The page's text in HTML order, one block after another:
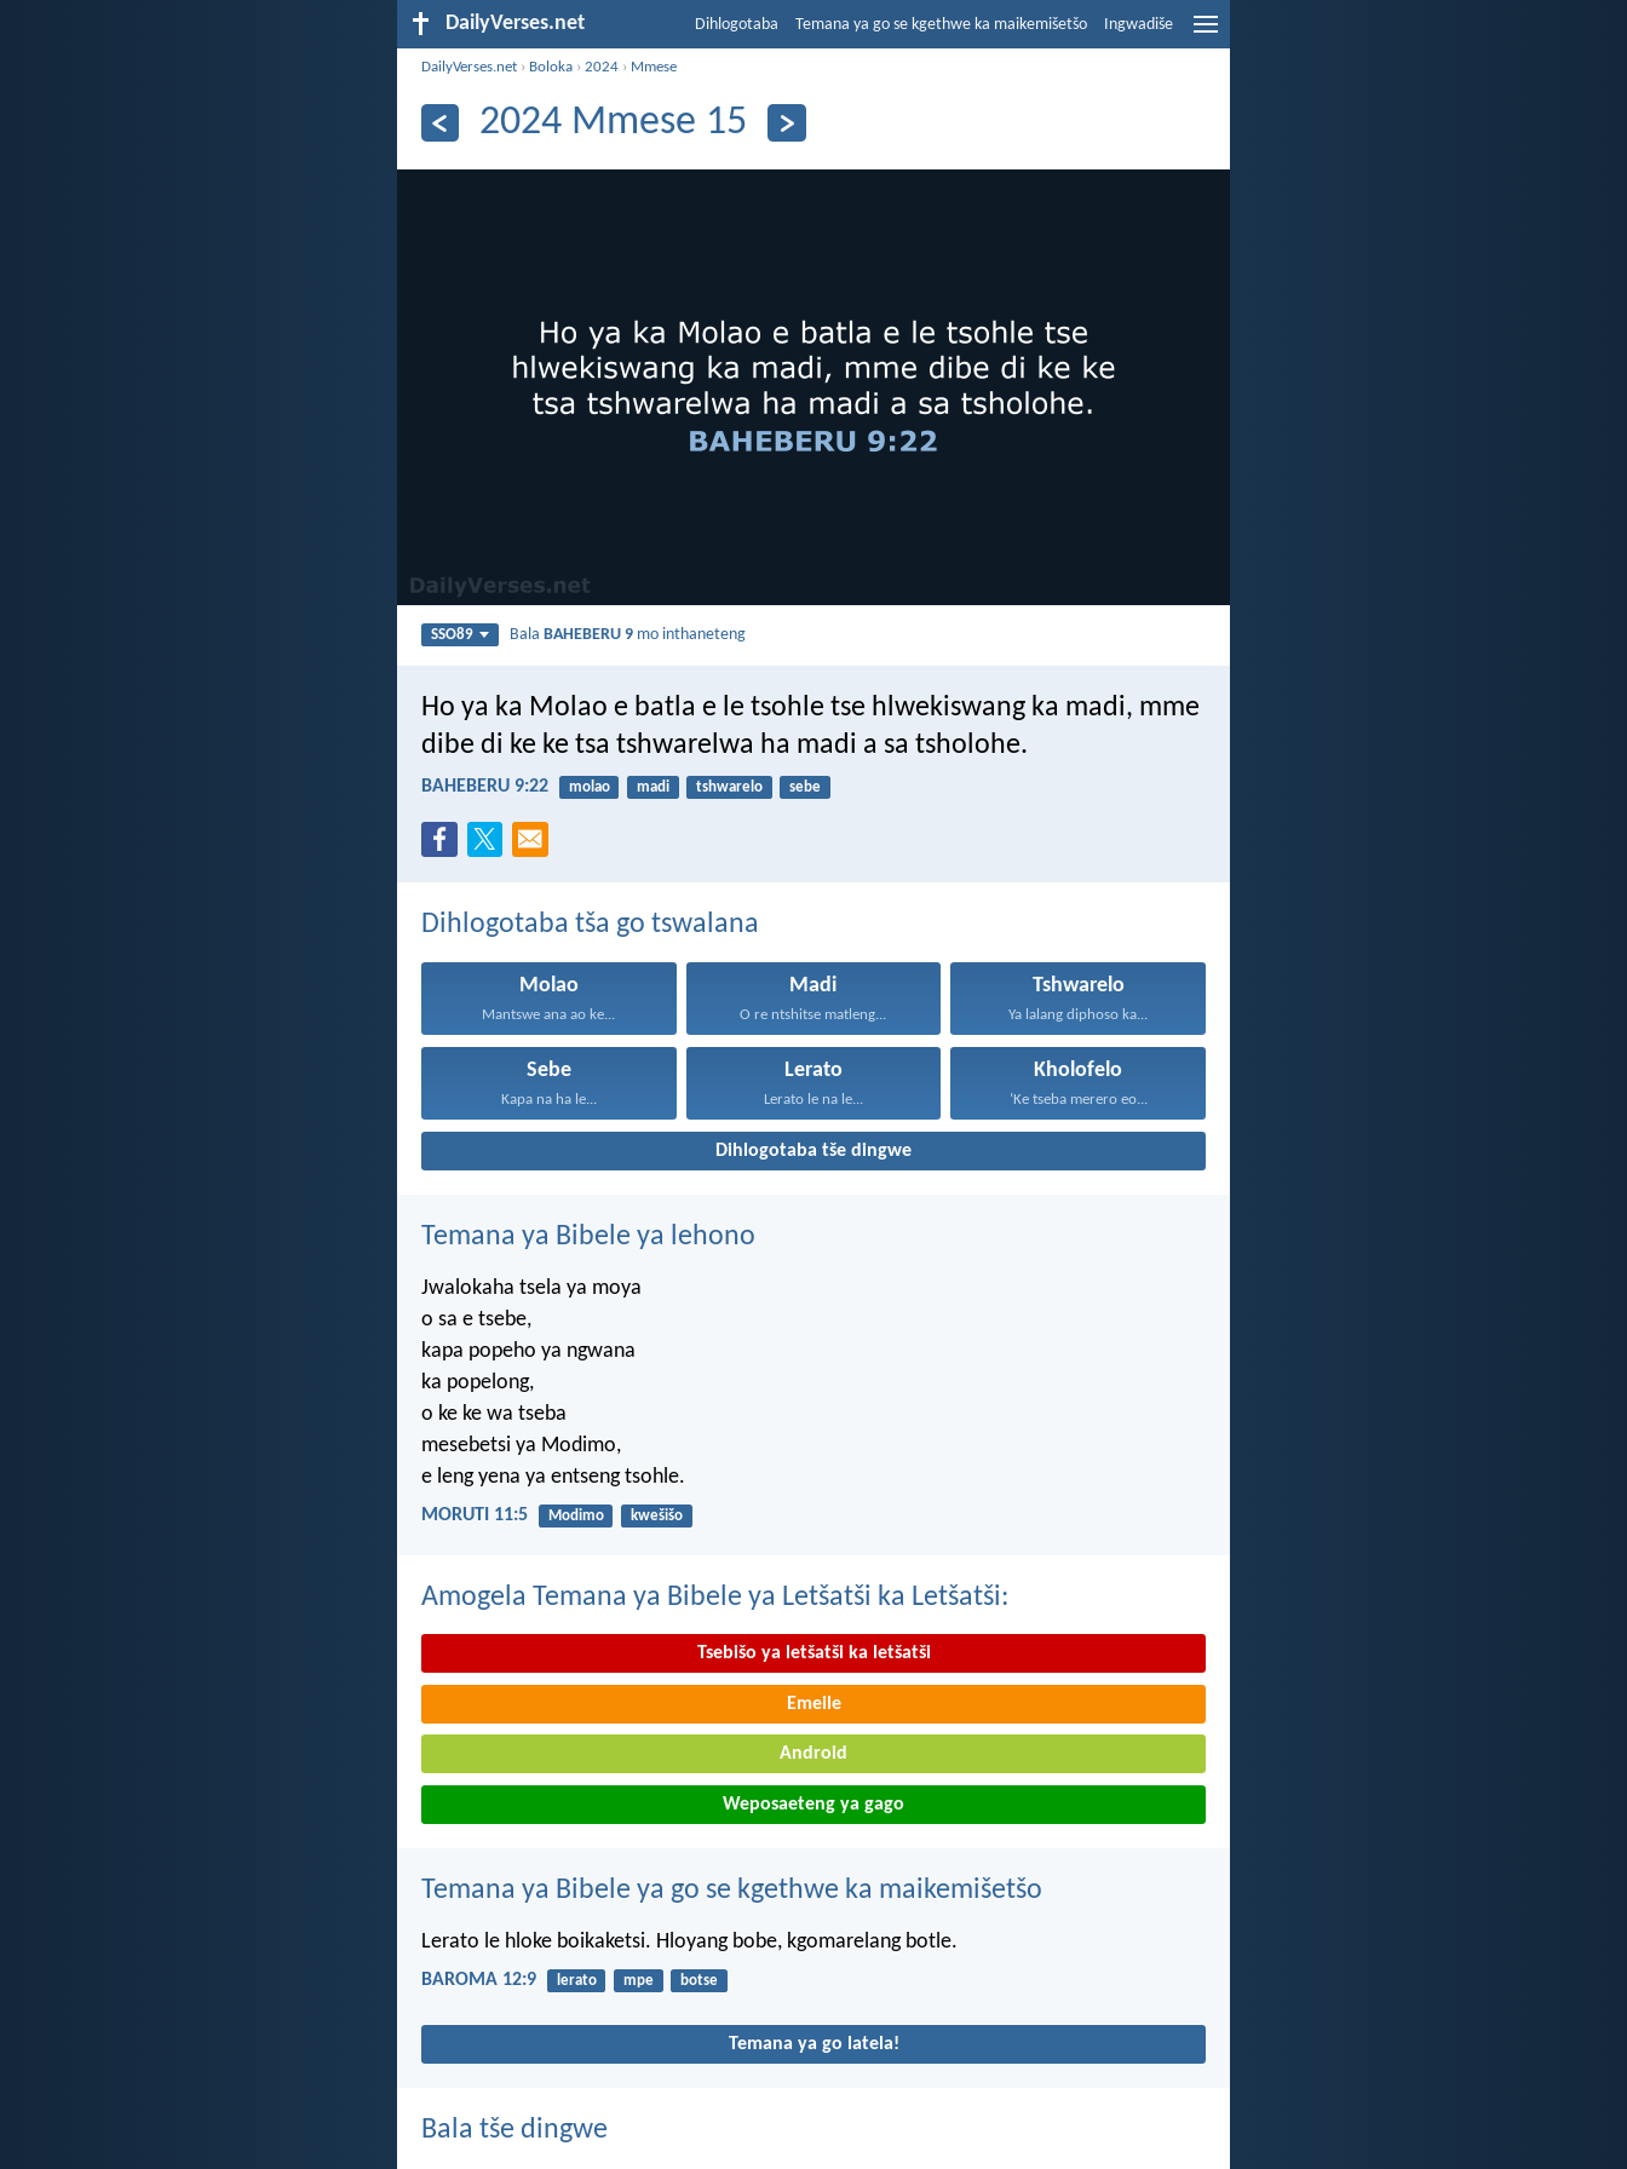
DailyVerses.net Dihlogotaba Temana ya go se kgethwe ka maikemišetšo Ingwadiše
DailyVerses.net › Boloka ›2024 › Mmese
2024 Mmese 15
SSO89 BalaBAHEBERU 9 mo inthaneteng
Ho ya ka Molao e batla e le tsohle tse hlwekiswang ka madi, mme
dibe di ke ke tsa tshwarelwa ha madi a sa tsholohe.
BAHEBERU 9:22 molao madi tshwarelo sebe
Dihlogotaba tša go tswalana
Molao
Mantswe ana ao ke...
Madi
O re ntshitse matleng...
Tshwarelo
Ya lalang diphoso ka...
Sebe
Kapa na ha le...
Lerato
Lerato le na le...
Kholofelo
‘Ke tseba merero eo...
Dihlogotaba tše dingwe
Temana ya Bibele ya lehono
Jwalokaha tsela ya moya
o sa e tsebe,
kapa popeho ya ngwana
ka popelong,
o ke ke wa tseba
mesebetsi ya Modimo,
e leng yena ya entseng tsohle.
MORUTI 11:5 Modimo kwešišo
Amogela Temana ya Bibele ya Letšatši ka Letšatši:
Tsebišo ya letšatši ka letšatši
Emeile
Android
Weposaeteng ya gago
Temana ya Bibele ya go se kgethwe ka maikemišetšo
Lerato le hloke boikaketsi. Hloyang bobe, kgomarelang botle.
BAROMA 12:9 lerato mpe botse
Temana ya go latela!
Bala tše dingwe